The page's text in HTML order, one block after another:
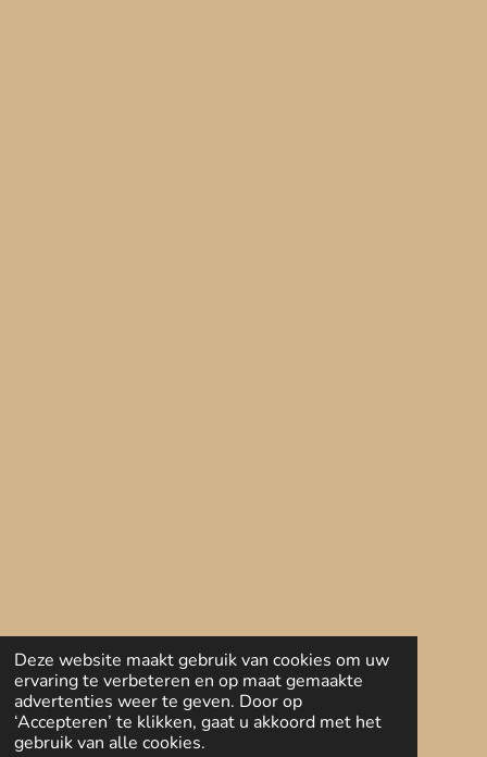
Deze website maakt gebruik van cookies om uw
ervaring te verbeteren en op maat gemaakte
advertenties weer te geven. Door op
‘Accepteren’ te klikken, gaat u akkoord met het
gebruik van alle cookies.